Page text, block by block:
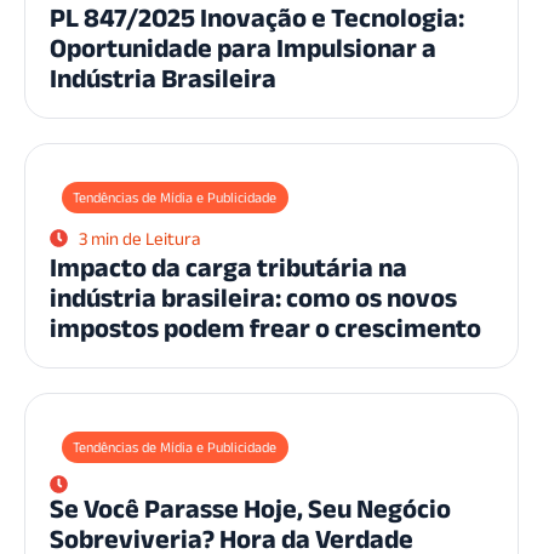
PL 847/2025 Inovação e Tecnologia:
Oportunidade para Impulsionar a
Indústria Brasileira
Tendências de Mídia e Publicidade
3 min de Leitura
Impacto da carga tributária na
indústria brasileira: como os novos
impostos podem frear o crescimento
Tendências de Mídia e Publicidade
Se Você Parasse Hoje, Seu Negócio
Sobreviveria? Hora da Verdade